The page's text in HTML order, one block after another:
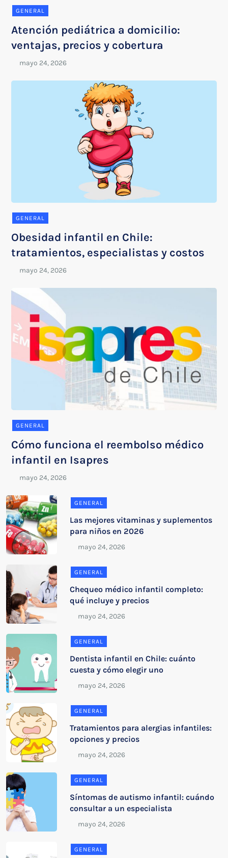
GENERAL
Atención pediátrica a domicilio:
ventajas, precios y cobertura
GENERAL
Obesidad infantil en Chile:
tratamientos, especialistas y costos
GENERAL
Cómo funciona el reembolso médico
infantil en Isapres
GENERAL
Las mejores vitaminas y suplementos
para niños en 2026
GENERAL
Chequeo médico infantil completo:
qué incluye y precios
GENERAL
Dentista infantil en Chile: cuánto
cuesta y cómo elegir uno
GENERAL
Tratamientos para alergias infantiles:
opciones y precios
GENERAL
Síntomas de autismo infantil: cuándo
consultar a un especialista
GENERAL